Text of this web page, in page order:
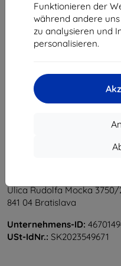
Funktionieren der
während andere
zu analysieren und
personalisieren.
Ulica Rudolfa Mocka 3750/
841 04 Bratislava
Unternehmens-ID:
USt-IdNr.: SK2023549671